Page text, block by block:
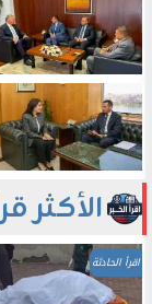
الأكثر
اقرأ الحادثة